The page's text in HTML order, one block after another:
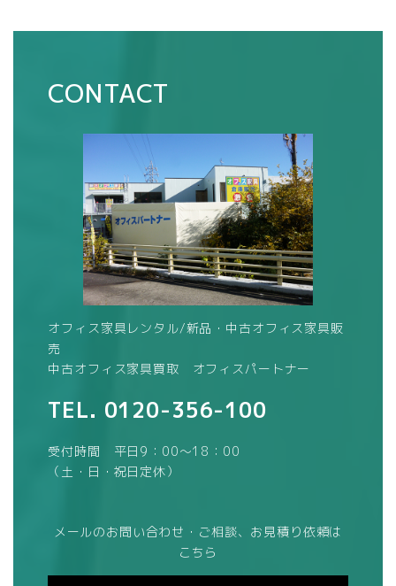
CONTACT
オフィス家具レンタル/新品・中古オフィス家具販
売
中古オフィス家具買取 オフィスパートナー
TEL. 0120-356-100
受付時間 平日9：00～18：00
（土・日・祝日定休）
メールのお問い合わせ・ご相談、お見積り依頼は
こちら